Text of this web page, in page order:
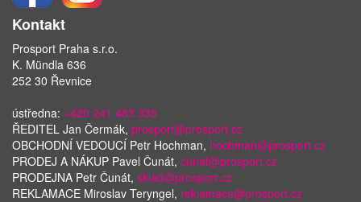
Kontakt
Prosport Praha s.r.o.
K. Mündla 636
252 30 Řevnice
ústředna: +420 241 483 338
ŘEDITEL Jan Čermák, prosport@prosport.cz
OBCHODNÍ VEDOUCÍ Petr Hochman, hochman@prosport.cz
PRODEJ A NÁKUP Pavel Čunát, cunat@prosport.cz
PRODEJNA Petr Čunát, sklad@prosport.cz
REKLAMACE Miroslav Teryngel, reklamace@prosport.cz